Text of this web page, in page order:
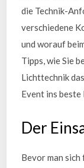
die Technik-
verschiedene
und worauf
Tipps, wie Sie
Lichttechnik
Event ins beste
Der
Bevor man sich